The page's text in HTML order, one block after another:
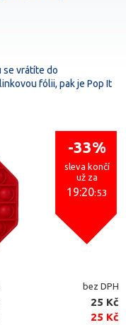
se vrátíte do
fólii, pak je Pop It
-33%
sleva končí
už za
19:20:52
bez DPH
25 Kč
25 Kč